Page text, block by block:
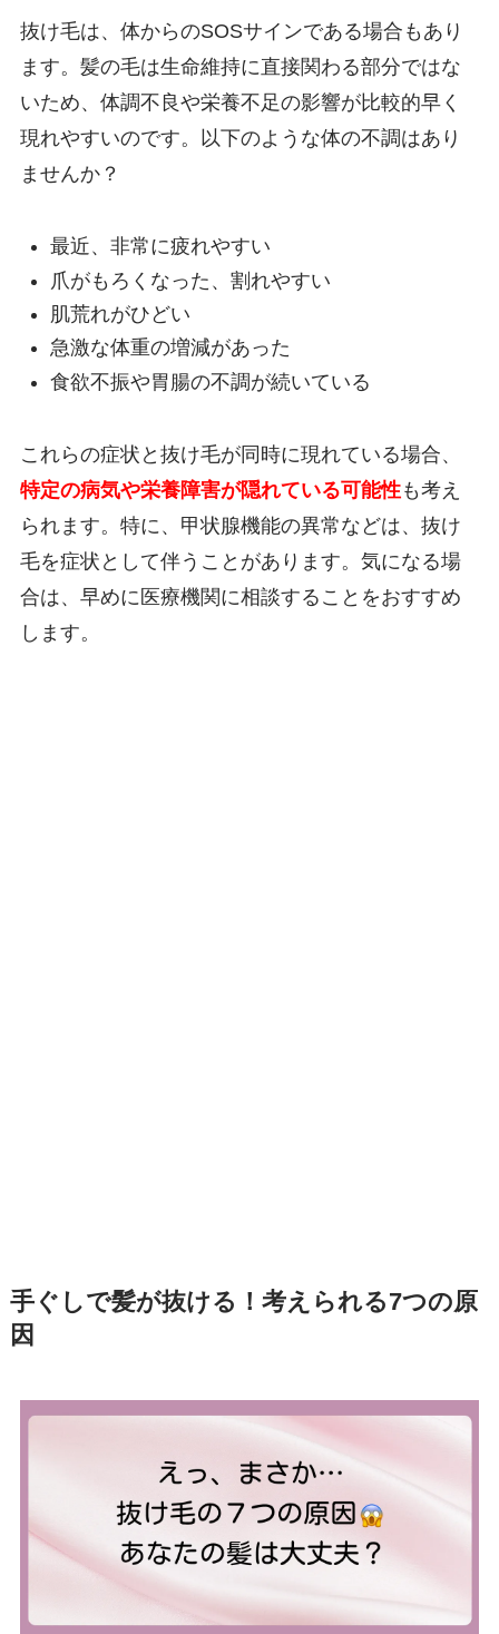
抜け毛は、体からのSOSサインである場合もあり
ます。髪の毛は生命維持に直接関わる部分ではな
いため、体調不良や栄養不足の影響が比較的早く
現れやすいのです。以下のような体の不調はあり
ませんか？
最近、非常に疲れやすい
爪がもろくなった、割れやすい
肌荒れがひどい
急激な体重の増減があった
食欲不振や胃腸の不調が続いている
これらの症状と抜け毛が同時に現れている場合、
特定の病気や栄養障害が隠れている可能性も考え
られます。特に、甲状腺機能の異常などは、抜け
毛を症状として伴うことがあります。気になる場
合は、早めに医療機関に相談することをおすすめ
します。
手ぐしで髪が抜ける！考えられる7つの原
因